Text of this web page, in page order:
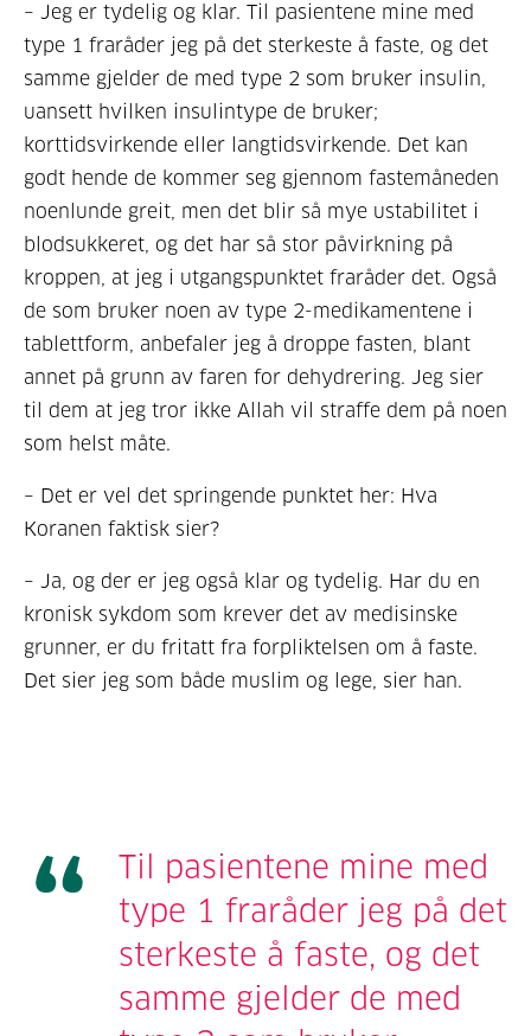
– Jeg er tydelig og klar. Til pasientene mine med
type 1 fraråder jeg på det sterkeste å faste, og det
samme gjelder de med type 2 som bruker insulin,
uansett hvilken insulintype de bruker;
korttidsvirkende eller langtidsvirkende. Det kan
godt hende de kommer seg gjennom fastemåneden
noenlunde greit, men det blir så mye ustabilitet i
blodsukkeret, og det har så stor påvirkning på
kroppen, at jeg i utgangspunktet fraråder det. Også
de som bruker noen av type 2-medikamentene i
tablettform, anbefaler jeg å droppe fasten, blant
annet på grunn av faren for dehydrering. Jeg sier
til dem at jeg tror ikke Allah vil straffe dem på noen
som helst måte.
– Det er vel det springende punktet her: Hva
Koranen faktisk sier?
– Ja, og der er jeg også klar og tydelig. Har du en
kronisk sykdom som krever det av medisinske
grunner, er du fritatt fra forpliktelsen om å faste.
Det sier jeg som både muslim og lege, sier han.
Til pasientene mine med
type 1 fraråder jeg på det
sterkeste å faste, og det
samme gjelder de med